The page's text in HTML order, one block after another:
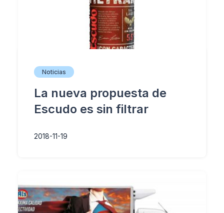
Noticias
La nueva propuesta de
Escudo es sin filtrar
2018-11-19